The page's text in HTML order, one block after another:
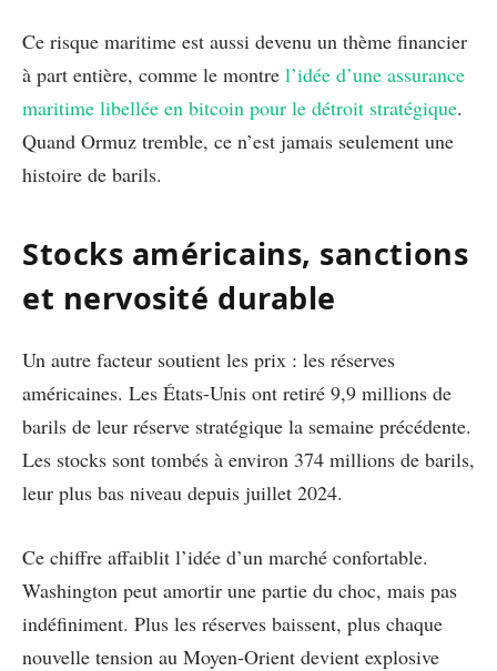
Ce risque maritime est aussi devenu un thème financier
à part entière, comme le montre l’idée d’une assurance
maritime libellée en bitcoin pour le détroit stratégique.
Quand Ormuz tremble, ce n’est jamais seulement une
histoire de barils.
Stocks américains, sanctions
et nervosité durable
Un autre facteur soutient les prix : les réserves
américaines. Les États-Unis ont retiré 9,9 millions de
barils de leur réserve stratégique la semaine précédente.
Les stocks sont tombés à environ 374 millions de barils,
leur plus bas niveau depuis juillet 2024.
Ce chiffre affaiblit l’idée d’un marché confortable.
Washington peut amortir une partie du choc, mais pas
indéfiniment. Plus les réserves baissent, plus chaque
nouvelle tension au Moyen-Orient devient explosive